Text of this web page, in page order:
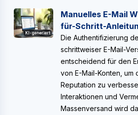
KI-generiert
Manuelles E-Mail
für-Schritt-
Die Authentifizierung
schrittweiser E-Mail-
entscheidend für den
von E-Mail-Konten, um
Reputation zu
Interaktionen und
Massenversand wird